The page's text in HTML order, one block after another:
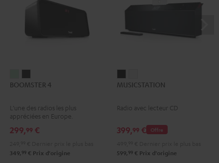
4
Green
4
Black
BOOMSTER 4
L’une des radios les plus
appréciées en Europe.
299,99 €
349, 99 € Prix d'origine
NoirBlanc
MUSICSTATION
Radio avec lecteur CD
Offre
399,99 €
599, 99 € Prix d'origine